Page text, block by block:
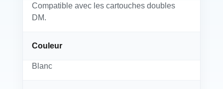
Compatible avec les cartouches doubles
DM.
Couleur
Blanc